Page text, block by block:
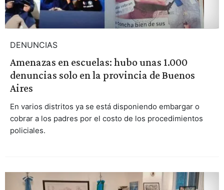
DENUNCIAS
Amenazas en escuelas: hubo unas 1.000
denuncias solo en la provincia de Buenos
Aires
En varios distritos ya se está disponiendo embargar o
cobrar a los padres por el costo de los procedimientos
policiales.